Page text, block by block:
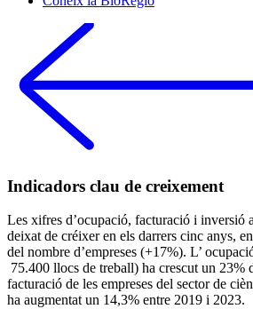
Indicadors clau de creixement
Les xifres d’ocupació, facturació i inversió
deixat de créixer en els darrers cinc anys,
del nombre d’empreses (+17%). L’
75.400 llocs de treball) ha crescut un 23%
facturació de les empreses del sector de
ha augmentat un 14,3% entre 2019 i 2023.